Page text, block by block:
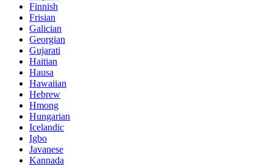
Finnish
Frisian
Galician
Georgian
Gujarati
Haitian
Hausa
Hawaiian
Hebrew
Hmong
Hungarian
Icelandic
Igbo
Javanese
Kannada